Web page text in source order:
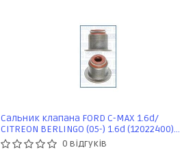
Сальник клапана FORD C-MAX 1.6d/
CITREON BERLINGO (05-) 1.6d (12022400)
Ajusa
0 відгуків